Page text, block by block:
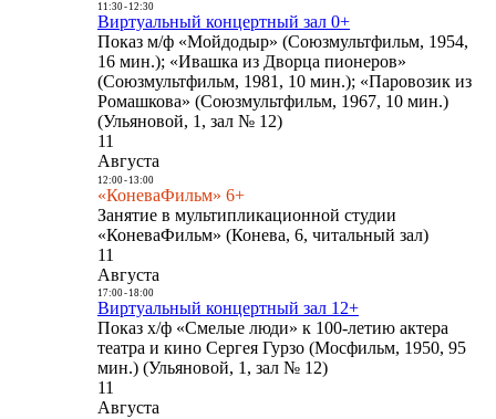
11:30- 12:30
Виртуальный концертный зал 0+
Показ м/ф «Мойдодыр» (Союзмультфильм, 1954,
16 мин.); «Ивашка из Дворца пионеров»
(Союзмультфильм, 1981, 10 мин.); «Паровозик из
Ромашкова» (Союзмультфильм, 1967, 10 мин.)
(Ульяновой, 1, зал № 12)
11
Августа
12:00- 13:00
«КоневаФильм» 6+
Занятие в мультипликационной студии
«КоневаФильм» (Конева, 6, читальный зал)
11
Августа
17:00- 18:00
Виртуальный концертный зал 12+
Показ х/ф «Смелые люди» к 100-летию актера
театра и кино Сергея Гурзо (Мосфильм, 1950, 95
мин.) (Ульяновой, 1, зал № 12)
11
Августа